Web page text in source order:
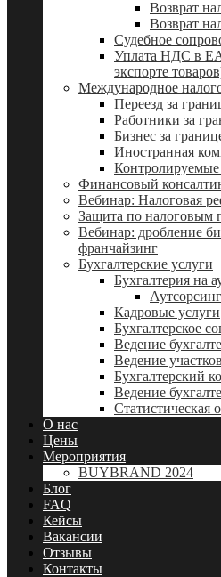
Возврат
Возврат
Судебное
Уплата НДС в
экспорте
Международное
Переезд за
Работники за
Бизнес за
Иностранная
Финансовый
Вебинар: Налоговая
Защита по налоговым
Вебинар: дробление
франчайзинг
Бухгалтерские услуги
Бухгалтерия на
Кадровые услуги
Бухгалтерское
Ведение
Ведение
Бухгалтерский
Ведение
Статистическая
О нас
Цены
Мероприятия
BUYBRAND 2024
Блог
FAQ
Кейсы
Вакансии
Отзывы
Контакты